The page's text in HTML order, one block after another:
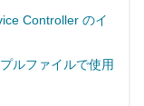
Controller のイ
ルファイルで使用